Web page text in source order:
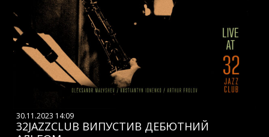
30.11.2023 14:09
32JAZZCLUB ВИПУСТИВ ДЕБЮТНИЙ